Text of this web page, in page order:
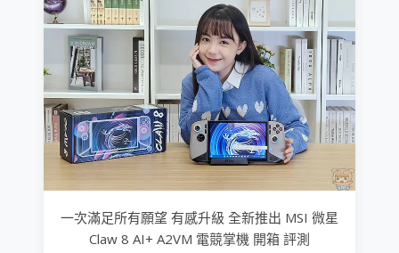
一次滿足所有願望 有感升級 全新推出 MSI 微星
Claw 8 AI+ A2VM 電競掌機 開箱 評測